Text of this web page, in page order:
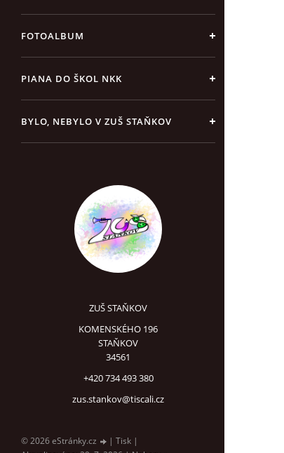
FOTOALBUM
PIANA DO ŠKOL NKK
BYLO, NEBYLO V ZUŠ STAŇKOV
ZUŠ STAŇKOV
KOMENSKÉHO 196
STAŇKOV
34561
+420 734 493 380
zus.stankov@tiscali.cz
© 2026 eStránky.cz | Tisk |